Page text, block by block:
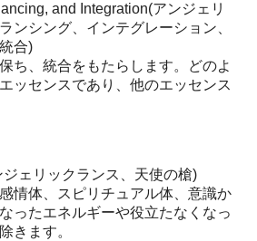
and Integration(アンジェリ
ンシング、インテグレーション、
合)
ち、統合をもたらします。どのよ
ッセンスであり、他のエッセンス
ェリックランス、天使の槍)
情体、スピリチュアル体、意識か
ったエネルギーや役立たなくなっ
きます。